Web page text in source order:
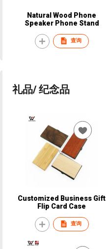
Natural Wood Phone
Speaker Phone Stand
查询
礼品/ 纪念品
Customized Business Gift
Flip Card Case
查询